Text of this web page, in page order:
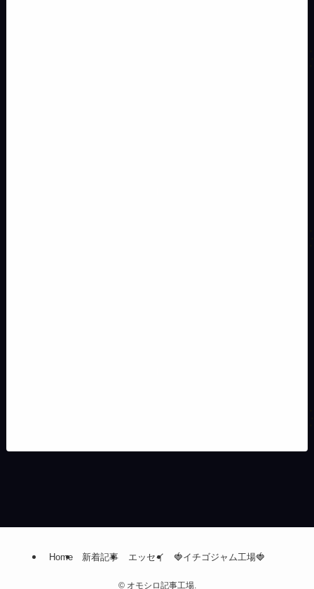
Home 新着記事 エッセイ 🍓イチゴジャム工場🍓
©オモシロ記事工場.